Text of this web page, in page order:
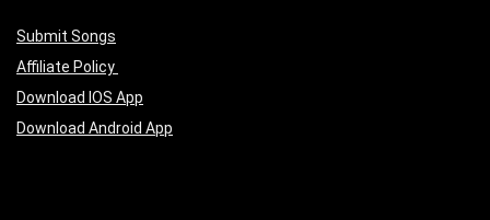
Submit Songs
Affiliate Policy
Download IOS App
Download Android App